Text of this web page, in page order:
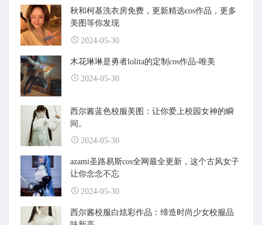
秋和柯基洗衣房免费，更新精选cos作品，更多
美图等你发现
2024-05-30
木花琳琳是勇者lolita的定制cos作品-唯美
2024-05-30
西尔酱蓝色校服美图：让你爱上校园女神的瞬
间。
2024-05-30
azami圣路易斯cos全网最全更新，这个古风女子
让你念念不忘
2024-05-30
西尔酱校服白炫彩作品：缔造时尚少女校服品